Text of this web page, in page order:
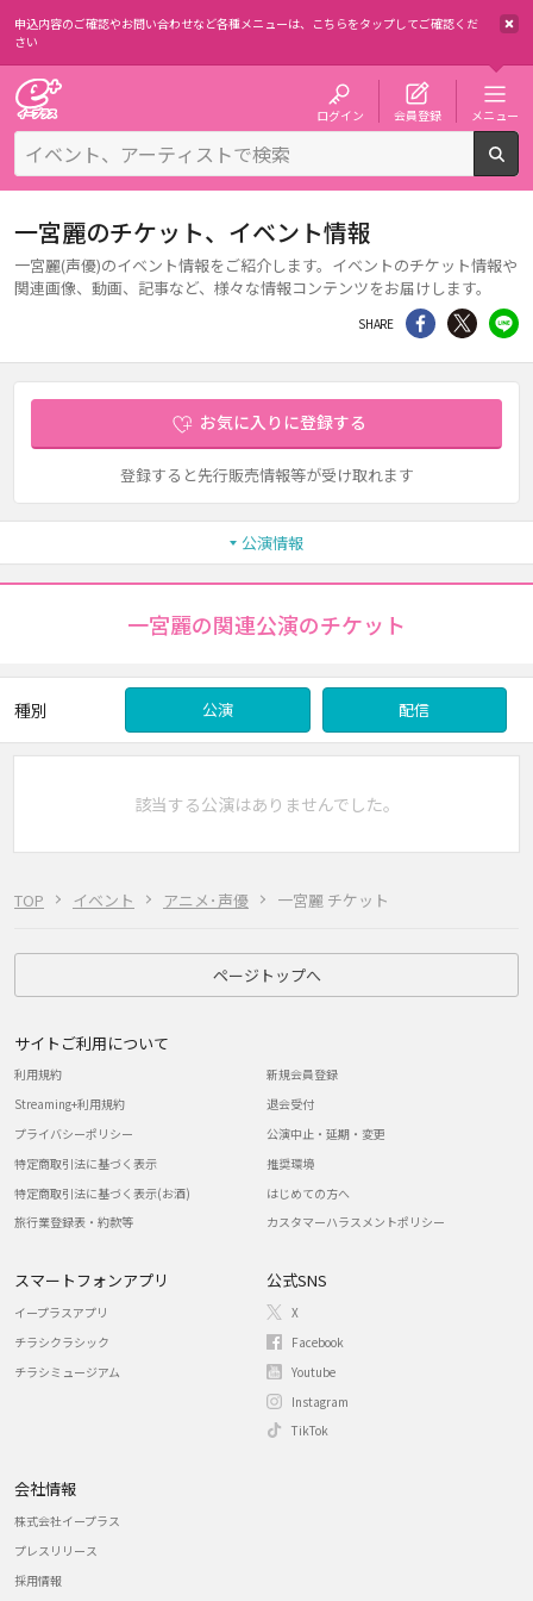
申込内容のご確認やお問い合わせなど各種メニューは、 こちらをタップしてご確認くだ
さい
ログイン 会員登録 メニュー
TOP イベント アニメ･声優 一宮麗 チケット
一宮麗のチケット、イベント情報
一宮麗(声優)のイベント情報をご紹介します。イベントのチケット情報や
関連画像、動画、記事など、様々な情報コンテンツをお届けします。
SHARE シェア Twitter
お気に入りに登録する
登録すると先行販売情報等が受け取れます
公演情報
一宮麗の関連公演のチケット
種別 公演 配信
該当する公演はありませんでした。
ページトップへ
サイトご利用について
利用規約
Streaming+利用規約
プライバシーポリシー
特定商取引法に基づく表示
特定商取引法に基づく表示(お酒)
旅行業登録表・約款等
新規会員登録
退会受付
公演中止・延期・変更
推奨環境
はじめての方へ
カスタマーハラスメントポリシー
スマートフォンアプリ
イープラスアプリ
チラシクラシック
チラシミュージアム
公式SNS
X
Facebook
Youtube
Instagram
TikTok
会社情報
株式会社イープラス
プレスリリース
採用情報